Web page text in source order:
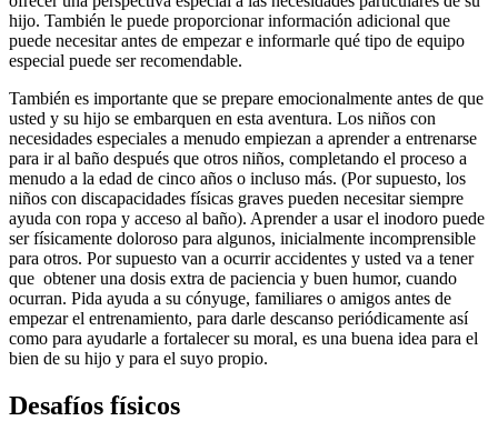
hijo. También le puede proporcionar información adicional que
puede necesitar antes de empezar e informarle qué tipo de equipo
especial puede ser recomendable.
También es importante que se prepare emocionalmente antes de que
usted y su hijo se embarquen en esta aventura. Los niños con
necesidades especiales a menudo empiezan a aprender a entrenarse
para ir al baño después que otros niños, completando el proceso a
menudo a la edad de cinco años o incluso más. (Por supuesto, los
niños con discapacidades físicas graves pueden necesitar siempre
ayuda con ropa y acceso al baño). Aprender a usar el inodoro puede
ser físicamente doloroso para algunos, inicialmente incomprensible
para otros. Por supuesto van a ocurrir accidentes y usted va a tener
que obtener una dosis extra de paciencia y buen humor, cuando
ocurran. Pida ayuda a su cónyuge, familiares o amigos antes de
empezar el entrenamiento, para darle descanso periódicamente así
como para ayudarle a fortalecer su moral, es una buena idea para el
bien de su hijo y para el suyo propio.
Desafíos físicos